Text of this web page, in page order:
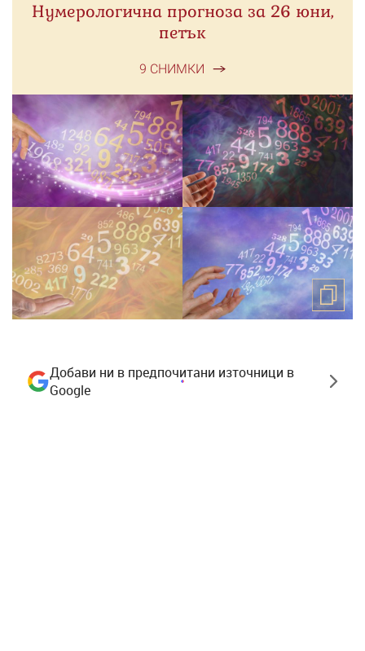
Нумерологична прогноза за 26 юни,
петък
9 СНИМКИ
Добави ни в предпочитани източници в
Google